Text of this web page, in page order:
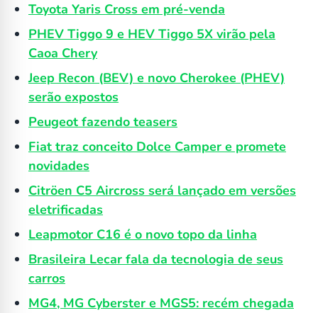
Toyota Yaris Cross em pré-venda
PHEV Tiggo 9 e HEV Tiggo 5X virão pela
Caoa Chery
Jeep Recon (BEV) e novo Cherokee (PHEV)
serão expostos
Peugeot fazendo teasers
Fiat traz conceito Dolce Camper e promete
novidades
Citröen C5 Aircross será lançado em versões
eletrificadas
Leapmotor C16 é o novo topo da linha
Brasileira Lecar fala da tecnologia de seus
carros
MG4, MG Cyberster e MGS5: recém chegada